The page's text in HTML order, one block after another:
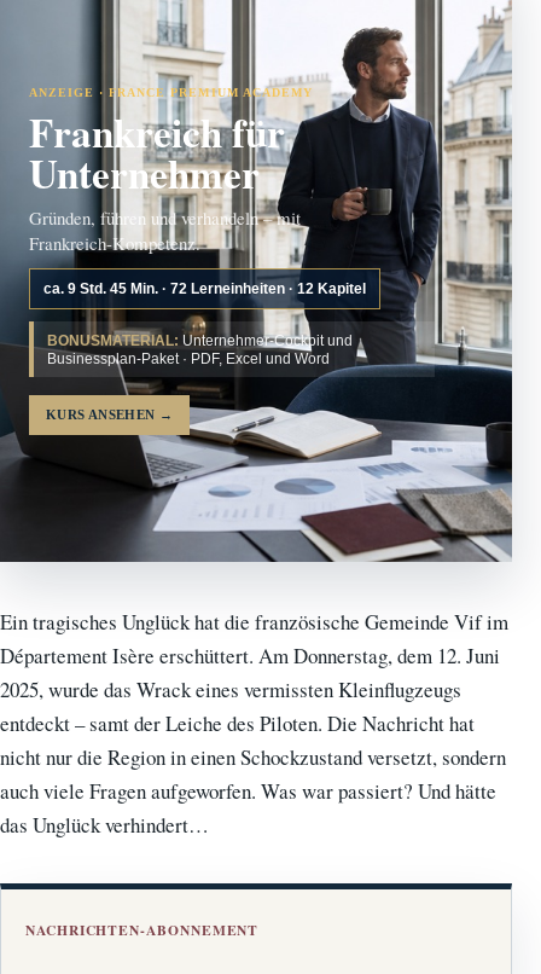
ANZEIGE · FRANCE PREMIUM ACADEMY
Frankreich für
Unternehmer
Gründen, führen und verhandeln – mit
Frankreich-Kompetenz.
ca. 9 Std. 45 Min. · 72 Lerneinheiten · 12 Kapitel
BONUSMATERIAL: Unternehmer-Cockpit und
Businessplan-Paket · PDF, Excel und Word
KURS ANSEHEN →
Ein tragisches Unglück hat die französische Gemeinde Vif im
Département Isère erschüttert. Am Donnerstag, dem 12. Juni
2025, wurde das Wrack eines vermissten Kleinflugzeugs
entdeckt – samt der Leiche des Piloten. Die Nachricht hat
nicht nur die Region in einen Schockzustand versetzt, sondern
auch viele Fragen aufgeworfen. Was war passiert? Und hätte
das Unglück verhindert…
NACHRICHTEN-ABONNEMENT